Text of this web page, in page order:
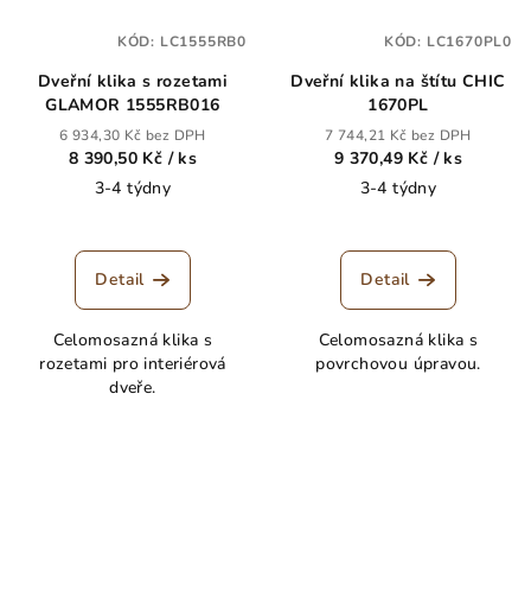
Dveřní klika s rozetami
GLAMOR 1555RB016
6 934,30 Kč bez DPH
8 390,50 Kč / ks
3-4 týdny
Detail
Celomosazná klika s
rozetami pro interiérová
dveře.
KÓD: LC1555RB0
Dveřní klika na štítu CHIC
1670PL
7 744,21 Kč bez DPH
9 370,49 Kč / ks
3-4 týdny
Detail
Celomosazná klika s
povrchovou úpravou.
KÓD: LC1670PL0